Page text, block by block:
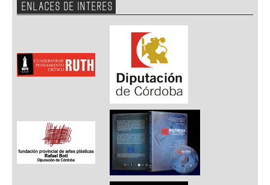
ENLACES DE INTERES